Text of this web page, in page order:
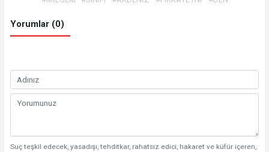
Yorumlar (0)
Suç teşkil edecek, yasadışı, tehditkar, rahatsız edici, hakaret ve küfür içeren,